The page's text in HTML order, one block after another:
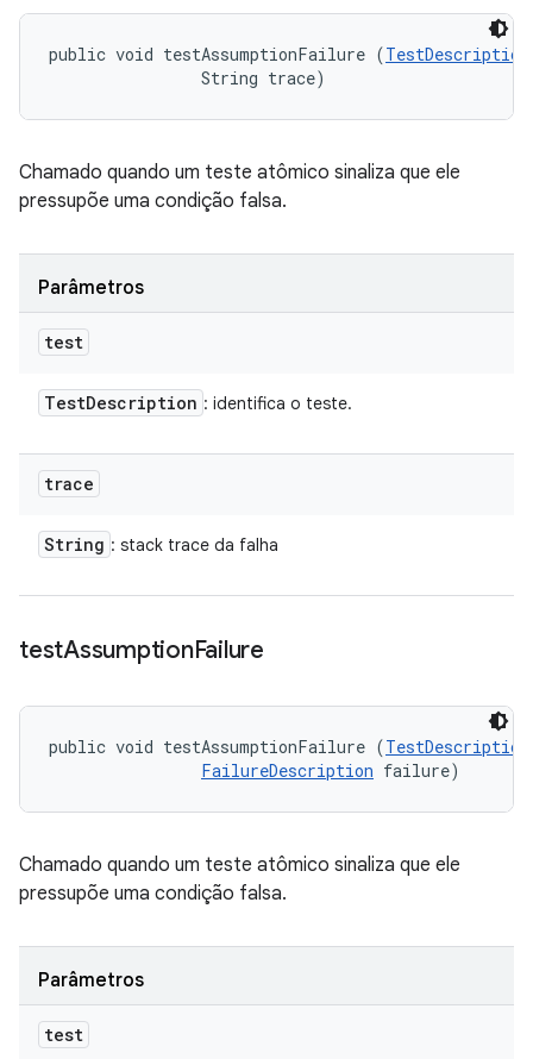
public void testAssumptionFailure (TestDescription
                String trace)
Chamado quando um teste atômico sinaliza que ele
pressupõe uma condição falsa.
Parâmetros
test
TestDescription : identifica o teste.
trace
String : stack trace da falha
testAssumptionFailure
public void testAssumptionFailure (TestDescription
FailureDescription failure)
Chamado quando um teste atômico sinaliza que ele
pressupõe uma condição falsa.
Parâmetros
test